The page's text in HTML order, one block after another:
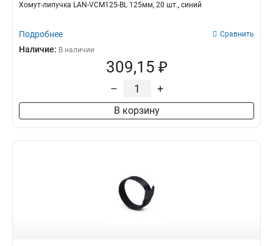
Хомут-липучка LAN-VCM125-BL 125мм, 20 шт., синий
Подробнее Сравнить
Наличие: В наличии
309,15 ₽
– +
В корзину